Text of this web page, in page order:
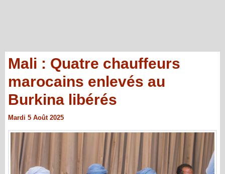
Mali : Quatre chauffeurs
marocains enlevés au
Burkina libérés
Mardi 5 Août 2025